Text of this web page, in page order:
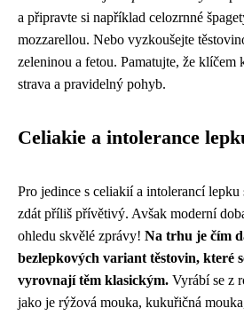
a připravte si například celozrnné
mozzarellou. Nebo vyzkoušejte
zeleninou a fetou. Pamatujte, že klíčem
strava a pravidelný pohyb.
Celiakie a intolerance
Pro jedince s celiakií a intolerancí lepku
zdát příliš přívětivý. Avšak moderní
ohledu skvělé zprávy! Na trhu je čím
bezlepkových variant těstovin, které
vyrovnají těm klasickým. Vyrábí se z
jako je rýžová mouka, kukuřičná